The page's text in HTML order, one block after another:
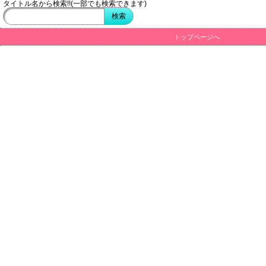
タイトル名から検索!!(一部でも検索できます)
トップページへ